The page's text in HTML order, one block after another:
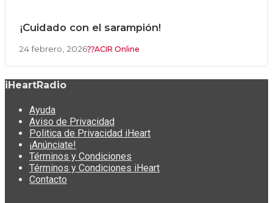
¡Cuidado con el sarampión!
24 febrero, 2026 ACIR Online
iHeartRadio
Ayuda
Aviso de Privacidad
Politica de Privacidad iHeart
¡Anúnciate!
Términos y Condiciones
Términos y Condiciones iHeart
Contacto